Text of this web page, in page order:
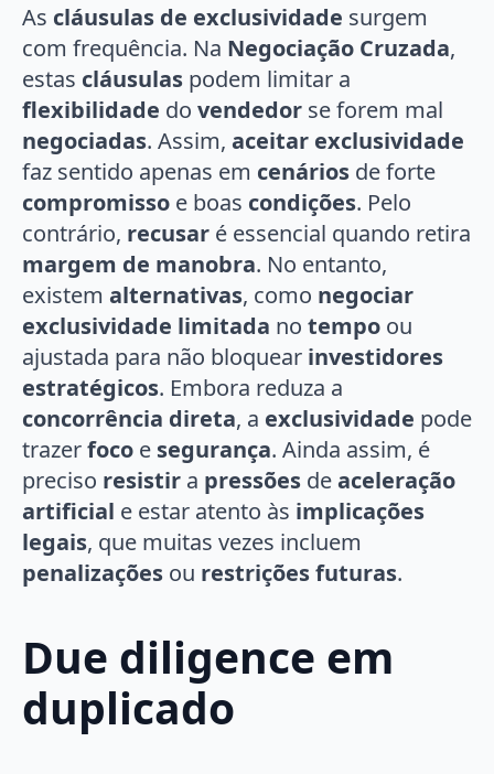
As cláusulas de exclusividade surgem
com frequência. Na Negociação Cruzada,
estas cláusulas podem limitar a
flexibilidade do vendedor se forem mal
negociadas. Assim, aceitar exclusividade
faz sentido apenas em cenários de forte
compromisso e boas condições. Pelo
contrário, recusar é essencial quando retira
margem de manobra. No entanto,
existem alternativas, como negociar
exclusividade limitada no tempo ou
ajustada para não bloquear investidores
estratégicos. Embora reduza a
concorrência direta, a exclusividade pode
trazerfoco e segurança. Ainda assim, é
preciso resistir a pressões deaceleração
artificial e estar atento às implicações
legais, que muitas vezes incluem
penalizações ou restrições futuras.
Due diligence em
duplicado